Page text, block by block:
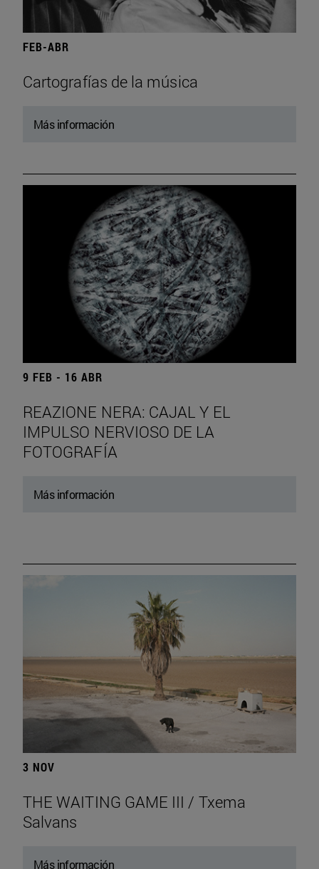
FEB-ABR
Cartografías de la música
Más información
9 FEB - 16 ABR
REAZIONE NERA: CAJAL Y EL
IMPULSO NERVIOSO DE LA
FOTOGRAFÍA
Más información
3 NOV
THE WAITING GAME III / Txema
Salvans
Más información